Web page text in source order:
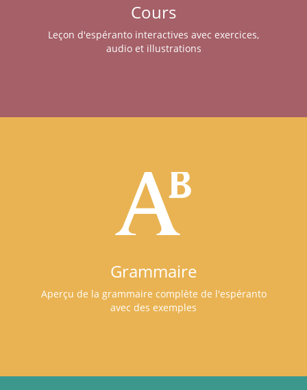
Cours
Leçon d'espéranto interactives avec exercices,
audio et illustrations
Grammaire
Aperçu de la grammaire complète de l'espéranto
avec des exemples